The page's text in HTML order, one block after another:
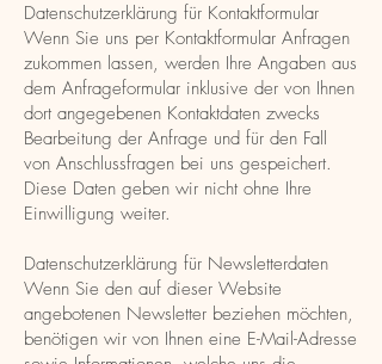
Datenschutzerklärung für Kontaktformular
Wenn Sie uns per Kontaktformular Anfragen
zukommen lassen, werden Ihre Angaben aus
dem Anfrageformular inklusive der von Ihnen
dort angegebenen Kontaktdaten zwecks
Bearbeitung der Anfrage und für den Fall
von Anschlussfragen bei uns gespeichert.
Diese Daten geben wir nicht ohne Ihre
Einwilligung weiter.
Datenschutzerklärung für Newsletterdaten
Wenn Sie den auf dieser Website
angebotenen Newsletter beziehen möchten,
benötigen wir von Ihnen eine E-Mail-Adresse